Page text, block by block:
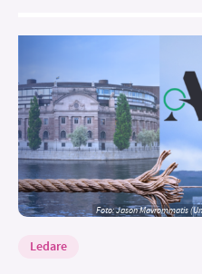
Foto: Jason Mavrommatis
Ledare